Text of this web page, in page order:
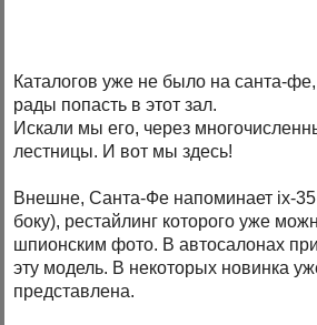
Каталогов уже не было на санта-
рады попасть в этот зал.
Искали мы его, через
лестницы. И вот мы здесь!
Внешне, Санта-Фе напоминает ix-
боку), рестайлинг которого уже
шпионским фото. В автосалонах
эту модель. В некоторых новинка
представлена.